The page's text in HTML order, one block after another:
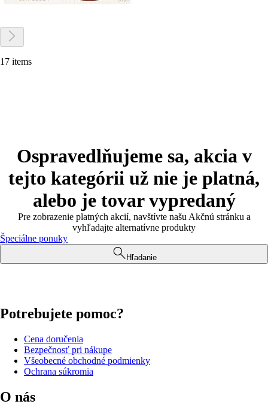
17 items
Ospravedlňujeme sa, akcia v
tejto kategórii už nie je platná,
alebo je tovar vypredaný
Pre zobrazenie platných akcií, navštívte našu Akčnú stránku a
vyhľadajte alternatívne produkty
Špeciálne ponuky
Hľadanie
Potrebujete pomoc?
Cena doručenia
Bezpečnosť pri nákupe
Všeobecné obchodné podmienky
Ochrana súkromia
O nás